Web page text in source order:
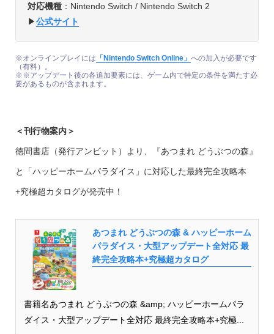
対応機種：Nintendo Switch / Nintendo Switch 2
▶︎公式サイト
※オンラインプレイには 「Nintendo Switch Online」 への加入が必要です
（有料）。
※※アップデート後の各追加要素には、ゲーム内で特定の条件を満たす必
要があるものが含まれます。
＜刊行物案内＞
徳間書店（発行アンビット）より、『あつまれ どうぶつの森』
と「ハッピーホームパラダイス」に対応した最終完全攻略本
+究極超カタログが発売中！
あつまれ どうぶつの森 & ハッピーホーム
パラダイス・大型アップデート全対応 最
終完全攻略本+究極超カタログ
書籍名あつまれ どうぶつの森 &amp; ハッピーホームパラ
ダイス・大型アップデート全対応 最終完全攻略本+究極...